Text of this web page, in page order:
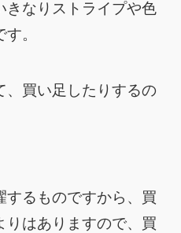
きなりストライプや色
。
、買い足したりするの
するものですから、買
りはありますので、買